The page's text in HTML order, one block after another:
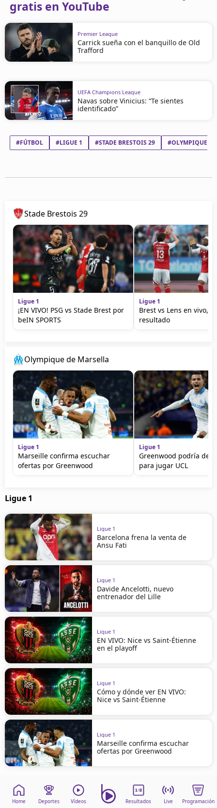
gratis en YouTube
Premier League
Carrick sueña con el banquillo de Old
Trafford
UEFA Champions League
Navas sobre Vinicius: “Te sientes
identificado”
#FÚTBOL #LIGUE 1 #STADE BRESTOIS 29 #OLYMPIQUE
Stade Brestois 29
Ligue 1
¡EN VIVO! PSG vs Stade Brest por
beIN SPORTS
Ligue 1
Brest vs Lens en vivo,
resultado
Olympique de Marsella
Ligue 1
Marseille confirma escuchar
ofertas por Greenwood
Ligue 1
Greenwood podría
para jugar UCL
Ligue 1
Ligue 1
Barcelona frena la venta de
Ansu Fati
Ligue 1
Davide Ancelotti, nuevo
entrenador del Lille
Ligue 1
EN VIVO: Nice vs Saint-Étienne
en el playoff
Ligue 1
Cómo y dónde ver EN VIVO:
Nice vs Saint-Étienne
Ligue 1
Marseille confirma escuchar
ofertas por Greenwood
Home Deportes Vídeos Resultados Live Programación